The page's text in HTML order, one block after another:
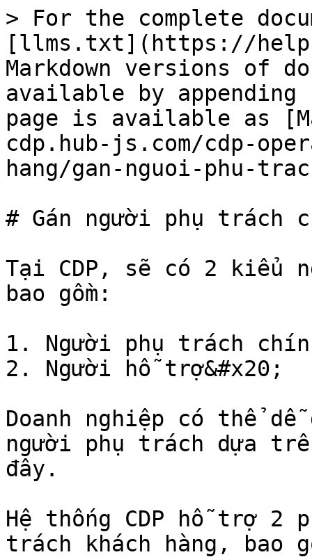
> For the complete
[llms.txt](https://
Markdown versions of
available by
page is available as
cdp.hub-js.com/cdp-
hang/gan-nguoi-phu-
# Gán người phụ trách
Tại CDP, sẽ có 2 kiểu
bao gồm:
1. Người phụ trách
2. Người hỗ trợ&#x20;
Doanh nghiệp có thể dễ
người phụ trách dựa
đây.
Hệ thống CDP hỗ trợ 2
trách khách hàng, bao